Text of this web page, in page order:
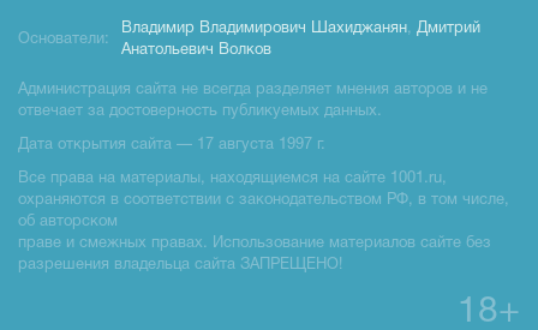
Основатели:
Владимир Владимирович Шахиджанян, Дмитрий
Анатольевич Волков
Администрация сайта не всегда разделяет мнения авторов и не
отвечает за достоверность публикуемых данных.
Дата открытия сайта — 17 августа 1997 г.
Все права на материалы, находящиемся на сайте 1001.ru,
охраняются в соответствии с законодательством РФ, в том числе,
об авторском
праве и смежных правах. Использование материалов сайте без
разрешения владельца сайта ЗАПРЕЩЕНО!
18+